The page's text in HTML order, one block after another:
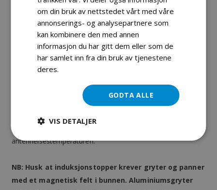
overkok brenner seg fast i toppen. Det gjør at den er mye
lettere å holde ren enn vanlige keramiske topper.
Brannsikkert
Med induksjon skapes varmen direkte i kokekaret, på grunn
det ikke så farlig å glemme å skru av en kokeplate.
Det er heller ingen grunn til at julens smultgryter skal ta fyr.
ikke kommer over 350 grader, som er
antennelsestemperaturen.
NB: Husk at induksjonstopper krever gryter og panner
med et magnetisk felt i bunnen. Aluminiumsgryter
om din bruk av nettstedet vårt med våre
annonserings- og analysepartnere som
kan kombinere den med annen
informasjon du har gitt dem eller som de
har samlet inn fra din bruk av tjenestene
deres.
GODTA ALLE
VIS DETALJER